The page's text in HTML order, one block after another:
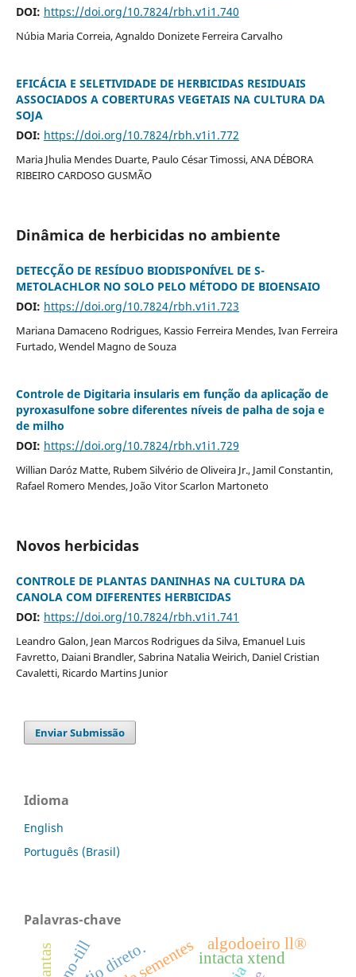
DOI: https://doi.org/10.7824/rbh.v1i1.740
Núbia Maria Correia, Agnaldo Donizete Ferreira Carvalho
EFICÁCIA E SELETIVIDADE DE HERBICIDAS RESIDUAIS
ASSOCIADOS A COBERTURAS VEGETAIS NA CULTURA DA
SOJA
DOI: https://doi.org/10.7824/rbh.v1i1.772
Maria Jhulia Mendes Duarte, Paulo César Timossi, ANA DÉBORA
RIBEIRO CARDOSO GUSMÃO
Dinâmica de herbicidas no ambiente
DETECÇÃO DE RESÍDUO BIODISPONÍVEL DE S-
METOLACHLOR NO SOLO PELO MÉTODO DE BIOENSAIO
DOI: https://doi.org/10.7824/rbh.v1i1.723
Mariana Damaceno Rodrigues, Kassio Ferreira Mendes, Ivan Ferreira
Furtado, Wendel Magno de Souza
Controle de Digitaria insularis em função da aplicação de
pyroxasulfone sobre diferentes níveis de palha de soja e
de milho
DOI: https://doi.org/10.7824/rbh.v1i1.729
Willian Daróz Matte, Rubem Silvério de Oliveira Jr., Jamil Constantin,
Rafael Romero Mendes, João Vitor Scarlon Martoneto
Novos herbicidas
CONTROLE DE PLANTAS DANINHAS NA CULTURA DA
CANOLA COM DIFERENTES HERBICIDAS
DOI: https://doi.org/10.7824/rbh.v1i1.741
Leandro Galon, Jean Marcos Rodrigues da Silva, Emanuel Luis
Favretto, Daiani Brandler, Sabrina Natalia Weirich, Daniel Cristian
Cavaletti, Ricardo Martins Junior
Enviar Submissão
Idioma
English
Português (Brasil)
Palavras-chave
intacta xtend
algodoeiro ll®
no-till